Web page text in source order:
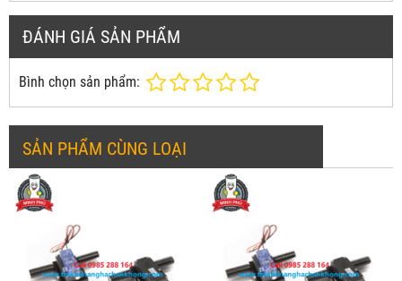
ĐÁNH GIÁ SẢN PHẨM
Bình chọn sản phẩm:
SẢN PHẨM CÙNG LOẠI